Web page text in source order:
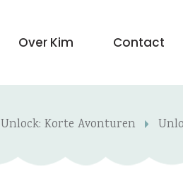
Over Kim Contact
Unlock: Korte Avonturen